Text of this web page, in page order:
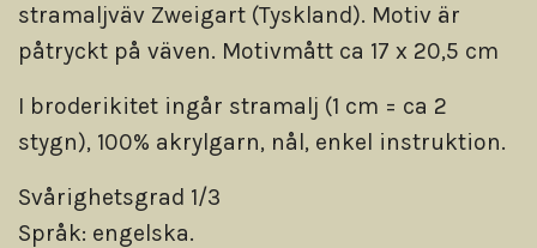
stramaljväv Zweigart (Tyskland). Motiv är
påtryckt på väven. Motivmått ca 17 x 20,5 cm
I broderikitet ingår stramalj (1 cm = ca 2
stygn), 100% akrylgarn, nål, enkel instruktion.
Svårighetsgrad 1/3
Språk: engelska.